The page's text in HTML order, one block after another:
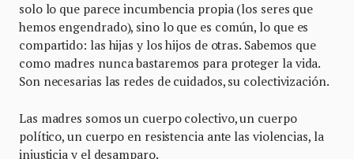
solo lo que parece incumbencia propia (los seres que
hemos engendrado), sino lo que es común, lo que es
compartido: las hijas y los hijos de otras. Sabemos que
como madres nunca bastaremos para proteger la vida.
Son necesarias las redes de cuidados, su colectivización.
Las madres somos un cuerpo colectivo, un cuerpo
político, un cuerpo en resistencia ante las violencias, la
injusticia y el desamparo.